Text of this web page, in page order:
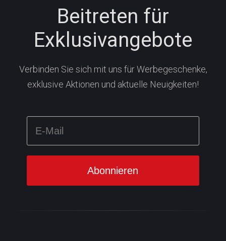
Beitreten für
Exklusivangebote
Verbinden Sie sich mit uns für Werbegeschenke,
exklusive Aktionen und aktuelle Neuigkeiten!